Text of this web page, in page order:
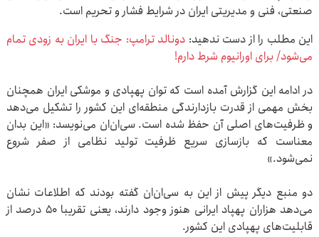
صنعتی، فنی و مدیریتی ایران در شرایط فشار و تحریم است.
این مطلب را از دست ندهید: دونالد ترامپ: جنگ با ایران به زودی تمام
می‌شود/ برای اورانیوم شرط دارم!
در ادامه این گزارش آمده است که توان پهپادی و موشکی ایران همچنان
بخش مهمی از قدرت بازدارندگی منطقه‌ای این کشور را تشکیل می‌دهد
و ظرفیت‌های اصلی آن حفظ شده است. سی‌ان‌ان می‌نویسد: «این بدان
معناست که بازسازی سریع ظرفیت تولید نظامی از صفر شروع
نمی‌شود.»
دو منبع دیگر پیش از این به سی‌ان‌ان گفته بودند که اطلاعات نشان
می‌دهد هزاران پهپاد ایرانی هنوز وجود دارند، یعنی تقریبا ۵۰ درصد از
قابلیت‌های پهپادی این کشور.